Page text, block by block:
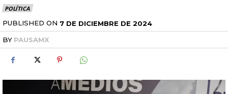
POLÍTICA
PUBLISHED ON 7 DE DICIEMBRE DE 2024
BY PAUSAMX